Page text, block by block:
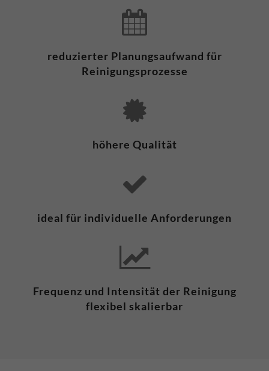
reduzierter Planungsaufwand für
Reinigungsprozesse
höhere Qualität
ideal für individuelle Anforderungen
Frequenz und Intensität der Reinigung
flexibel skalierbar